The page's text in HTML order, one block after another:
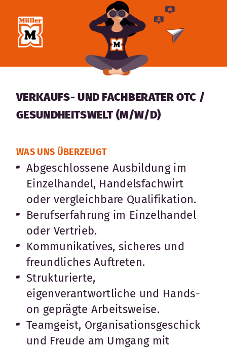
VERKAUFS- UND FACHBERATER OTC /
GESUNDHEITSWELT (M/W/D)
WAS UNS ÜBERZEUGT
Abgeschlossene Ausbildung im
Einzelhandel, Handelsfachwirt
oder vergleichbare Qualifikation.
Berufserfahrung im Einzelhandel
oder Vertrieb.
Kommunikatives, sicheres und
freundliches Auftreten.
Strukturierte,
eigenverantwortliche und Hands-
on geprägte Arbeitsweise.
Teamgeist, Organisationsgeschick
und Freude am Umgang mit